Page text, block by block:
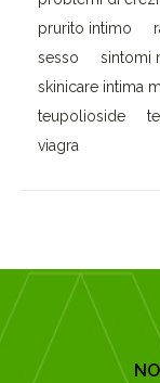
prurito intimo
sesso
sintomi
skinicare intima
teupolioside
viagra